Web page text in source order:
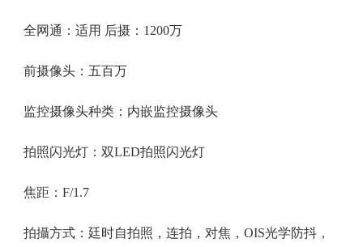
全网通：适用 后摄：1200万
前摄像头：五百万
监控摄像头种类：内嵌监控摄像头
拍照闪光灯：双LED拍照闪光灯
焦距：F/1.7
拍攝方式：廷时自拍照，连拍，对焦，OIS光学防抖，